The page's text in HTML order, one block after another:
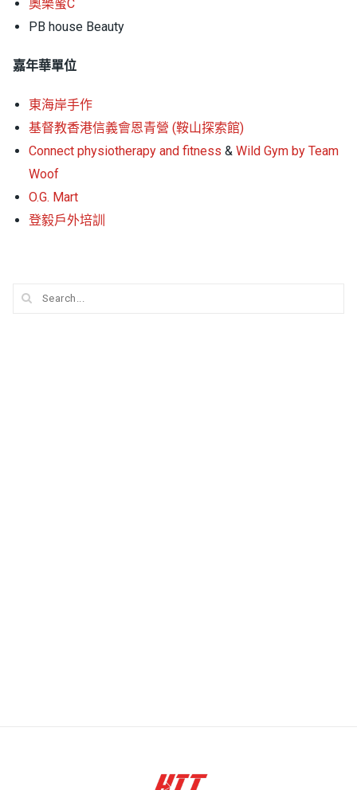
奧樂蜜C
PB house Beauty
嘉年華單位
東海岸⼿作
基督教香港信義會恩⻘營 (鞍⼭探索館)
Connect physiotherapy and fitness & Wild Gym by Team
Woof
O.G. Mart
登毅⼾外培訓